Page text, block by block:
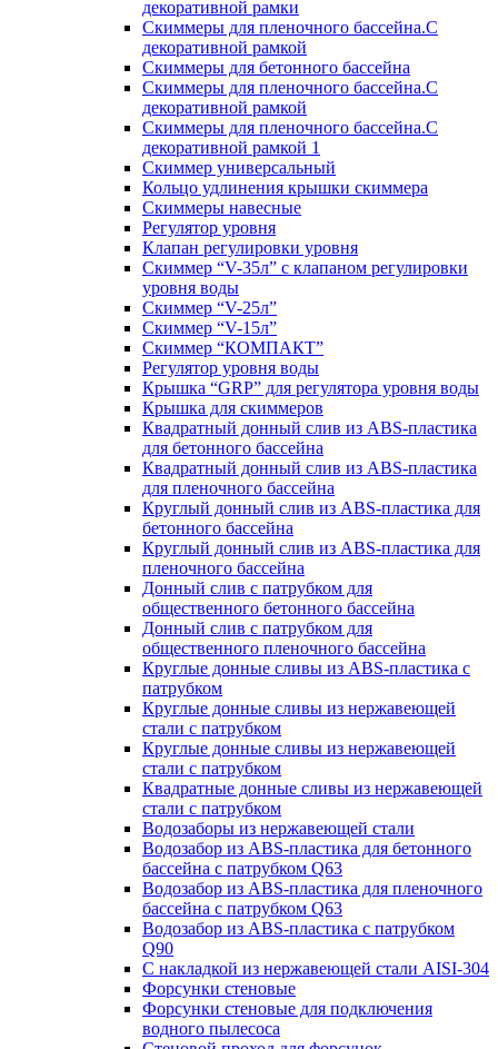
декоративной рамки
Скиммеры для пленочного бассейна.С
декоративной рамкой
Скиммеры для бетонного бассейна
Скиммеры для пленочного бассейна.С
декоративной рамкой
Скиммеры для пленочного бассейна.С
декоративной рамкой 1
Скиммер универсальный
Кольцо удлинения крышки скиммера
Скиммеры навесные
Регулятор уровня
Клапан регулировки уровня
Скиммер “V-35л” с клапаном регулировки
уровня воды
Скиммер “V-25л”
Скиммер “V-15л”
Скиммер “КОМПАКТ”
Регулятор уровня воды
Крышка “GRP” для регулятора уровня воды
Крышка для скиммеров
Квадратный донный слив из ABS-пластика
для бетонного бассейна
Квадратный донный слив из ABS-пластика
для пленочного бассейна
Круглый донный слив из ABS-пластика для
бетонного бассейна
Круглый донный слив из ABS-пластика для
пленочного бассейна
Донный слив с патрубком для
общественного бетонного бассейна
Донный слив с патрубком для
общественного пленочного бассейна
Круглые донные сливы из ABS-пластика с
патрубком
Круглые донные сливы из нержавеющей
стали с патрубком
Круглые донные сливы из нержавеющей
стали с патрубком
Квадратные донные сливы из нержавеющей
стали с патрубком
Водозаборы из нержавеющей стали
Водозабор из ABS-пластика для бетонного
бассейна с патрубком Q63
Водозабор из ABS-пластика для пленочного
бассейна с патрубком Q63
Водозабор из ABS-пластика с патрубком
Q90
С накладкой из нержавеющей стали AISI-304
Форсунки стеновые
Форсунки стеновые для подключения
водного пылесоса